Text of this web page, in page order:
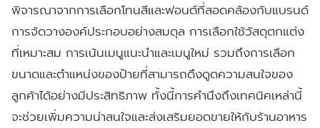
พิจารณาจากการเลือกโทนสีและฟอนต์ที่สอดคล้องกับแบรนด์
การจัดวางองค์ประกอบอย่างสมดุล การเลือกใช้วัสดุตกแต่ง
ที่เหมาะสม การเน้นเมนูแนะนำและเมนูใหม่ รวมถึงการเลือก
ขนาดและตำแหน่งของป้ายที่สามารถดึงดูดความสนใจของ
ลูกค้าได้อย่างมีประสิทธิภาพ ทั้งนี้การคำนึงถึงเทคนิคเหล่านี้
จะช่วยเพิ่มความน่าสนใจและส่งเสริมยอดขายให้กับร้านอาหาร